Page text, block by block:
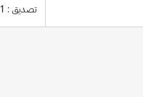
تصديق : 1 يونيو 1977